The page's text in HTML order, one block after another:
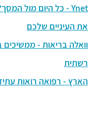
את העיניים שלכם
וואלה בריאות -
רשתית
הארץ - רפואה רואות